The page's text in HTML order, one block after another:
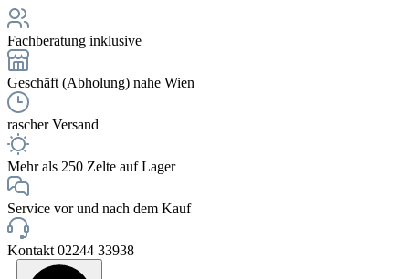
Fachberatung inklusive
Geschäft (Abholung) nahe Wien
rascher Versand
Mehr als 250 Zelte auf Lager
Service vor und nach dem Kauf
Kontakt 02244 33938